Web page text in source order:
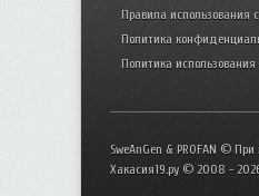
Правила использования
Политика
Политика использования
SweAnGen & PROFAN ©
Хакасия19.ру © 2008 -